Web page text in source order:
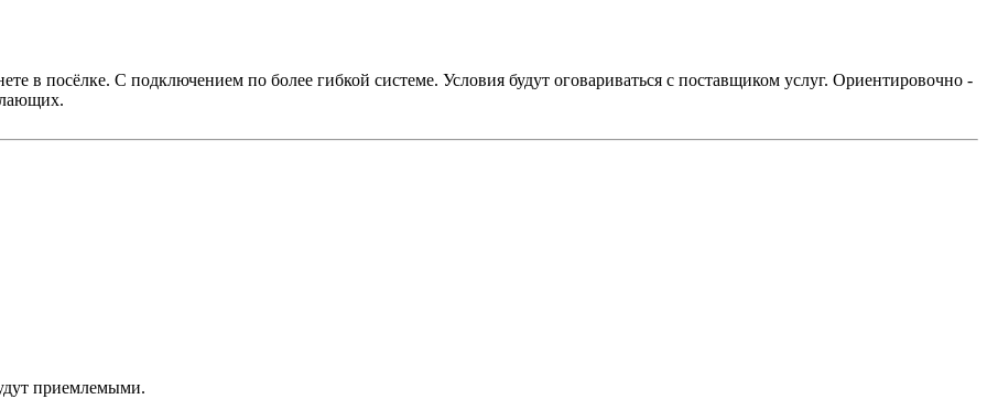
в посёлке. С подключением по более гибкой системе. Условия будут оговариваться с поставщиком услуг. Ориентировочно -
приемлемыми.